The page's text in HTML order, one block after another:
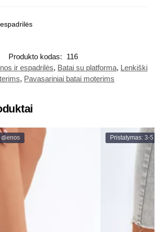
Produkto kodas:
116
ir espadrilės, Batai su platforma, Lenkiški
, Pavasariniai batai moterims
dienos Pristatymas: 3-